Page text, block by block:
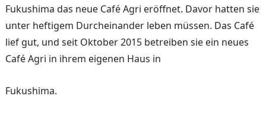
Fukushima das neue Café Ag­ri eröffnet. Davor hatten sie
unter heftigem Durcheinander leben müssen. Das Café
lief gut, und seit Oktober 2015 be­treiben sie ein neues
Café Ag­ri in ihrem eigenen Haus in
Fukushima.